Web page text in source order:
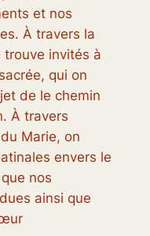
et nos
À travers la
trouve invités à
qui on
de le chemin
À travers
Marie, on
envers le
nos
ainsi que